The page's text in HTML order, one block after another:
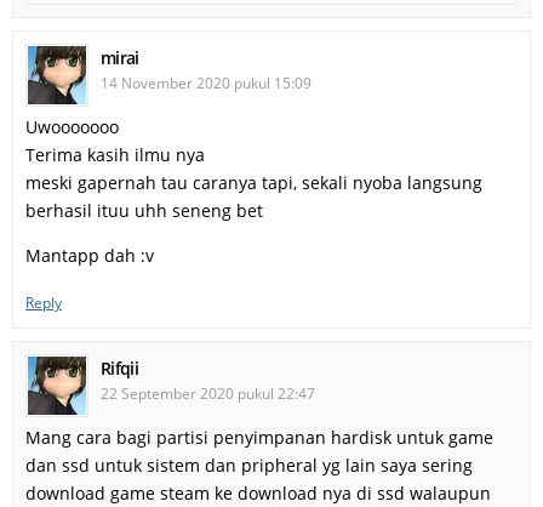
mirai
14 November 2020 pukul 15:09
Uwooooooo
Terima kasih ilmu nya
meski gapernah tau caranya tapi, sekali nyoba langsung
berhasil ituu uhh seneng bet
Mantapp dah :v
Reply
Rifqii
22 September 2020 pukul 22:47
Mang cara bagi partisi penyimpanan hardisk untuk game
dan ssd untuk sistem dan pripheral yg lain saya sering
download game steam ke download nya di ssd walaupun